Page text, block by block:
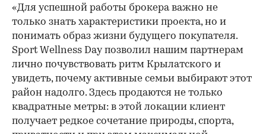
«Для успешной работы брокера важно не
только знать характеристики проекта, но и
понимать образ жизни будущего покупателя.
Sport Wellness Day позволил нашим партнерам
лично почувствовать ритм Крылатского и
увидеть, почему активные семьи выбирают этот
район надолго. Здесь продаются не только
квадратные метры: в этой локации клиент
получает редкое сочетание природы, спорта,